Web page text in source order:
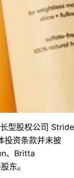
型股权公司 Stride
投资条款并未披
、Britta
东。